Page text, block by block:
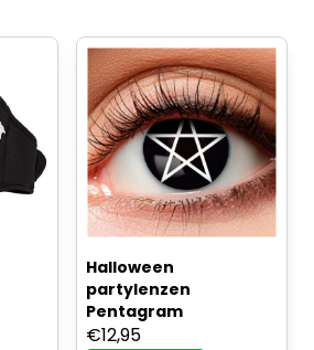
Halloween
partylenzen
Pentagram
€12,95